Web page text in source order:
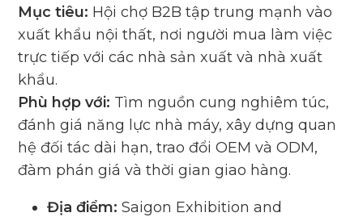
Mục tiêu: Hội chợ B2B tập trung mạnh vào
xuất khẩu nội thất, nơi người mua làm việc
trực tiếp với các nhà sản xuất và nhà xuất
khẩu.
Phù hợp với: Tìm nguồn cung nghiêm túc,
đánh giá năng lực nhà máy, xây dựng quan
hệ đối tác dài hạn, trao đổi OEM và ODM,
đàm phán giá và thời gian giao hàng.
Địa điểm: Saigon Exhibition and